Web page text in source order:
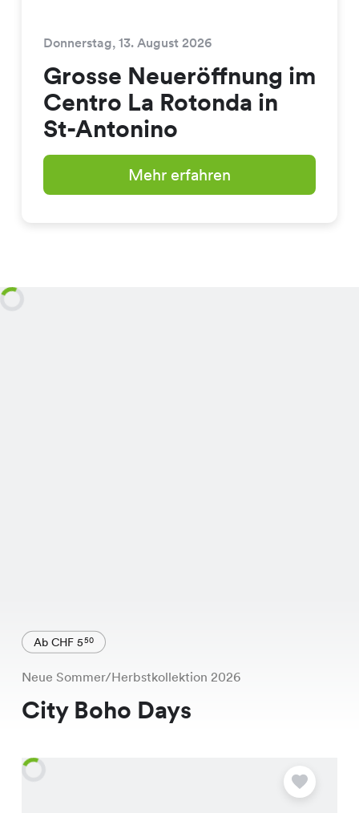
Donnerstag, 13. August 2026
Grosse Neueröffnung im
Centro La Rotonda in
St-Antonino
Mehr erfahren
Ab CHF 550
Neue Sommer/Herbstkollektion 2026
City Boho Days